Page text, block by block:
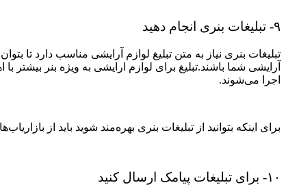
۹- تبلیغات بنری انجام دهید
تبلیغات بنری نیاز به متن تبلیغ لوازم آرایشی مناسب دارد تا
آرایشی شما باشند.تبلیغ برای لوازم ارایشی به ویژه بنر بیشتر
اجرا می‌شوند.
برای اینکه بتوانید از تبلیغات بنری بهره‌مند شوید باید از
۱۰- برای تبلیغات پیامک ارسال کنید